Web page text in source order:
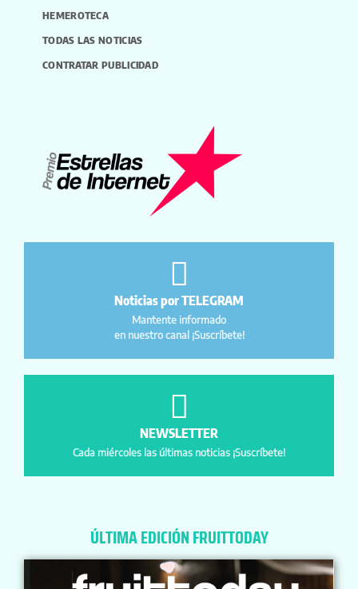
HEMEROTECA
TODAS LAS NOTICIAS
CONTRATAR PUBLICIDAD
Noticias por TELEGRAM
Mantente informado
en nuestro canal ¡Suscríbete!
NEWSLETTER
Cada miércoles las últimas noticias ¡Suscríbete!
ÚLTIMA EDICIÓN FRUITTODAY